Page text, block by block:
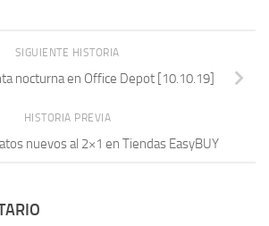
SIGUIENTE HISTORIA
nocturna en Office Depot [10.10.19]
HISTORIA PREVIA
nuevos al 2×1 en Tiendas EasyBUY